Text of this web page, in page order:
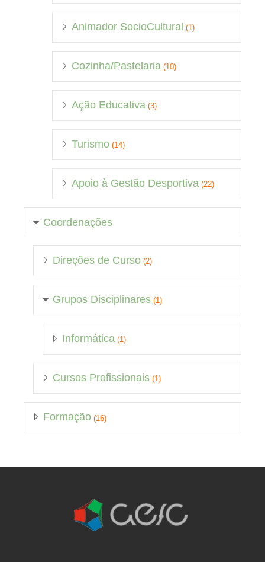
Animador SocioCultural (1)
Cozinha/Pastelaria (10)
Ação Educativa (3)
Turismo (14)
Apoio à Gestão Desportiva (22)
Coordenações
Direções de Curso (2)
Grupos Disciplinares (1)
Informática (1)
Cursos Profissionais (1)
Formação (16)